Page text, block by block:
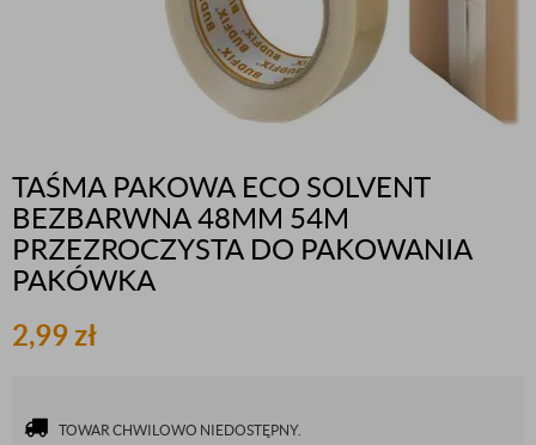
TAŚMA PAKOWA ECO SOLVENT
BEZBARWNA 48MM 54M
PRZEZROCZYSTA DO PAKOWANIA
PAKÓWKA
2,99zł
TOWAR CHWILOWO NIEDOSTĘPNY.